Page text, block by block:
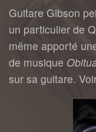
Guitare Gibson
un particulier de
même apporté
de musique
sur sa guitare.